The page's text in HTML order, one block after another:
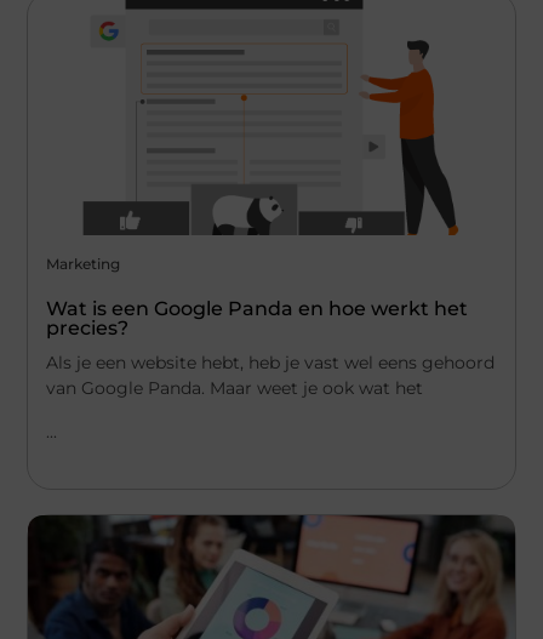
Marketing
Wat is een Google Panda en hoe werkt het
precies?
Als je een website hebt, heb je vast wel eens gehoord
van Google Panda. Maar weet je ook wat het
...